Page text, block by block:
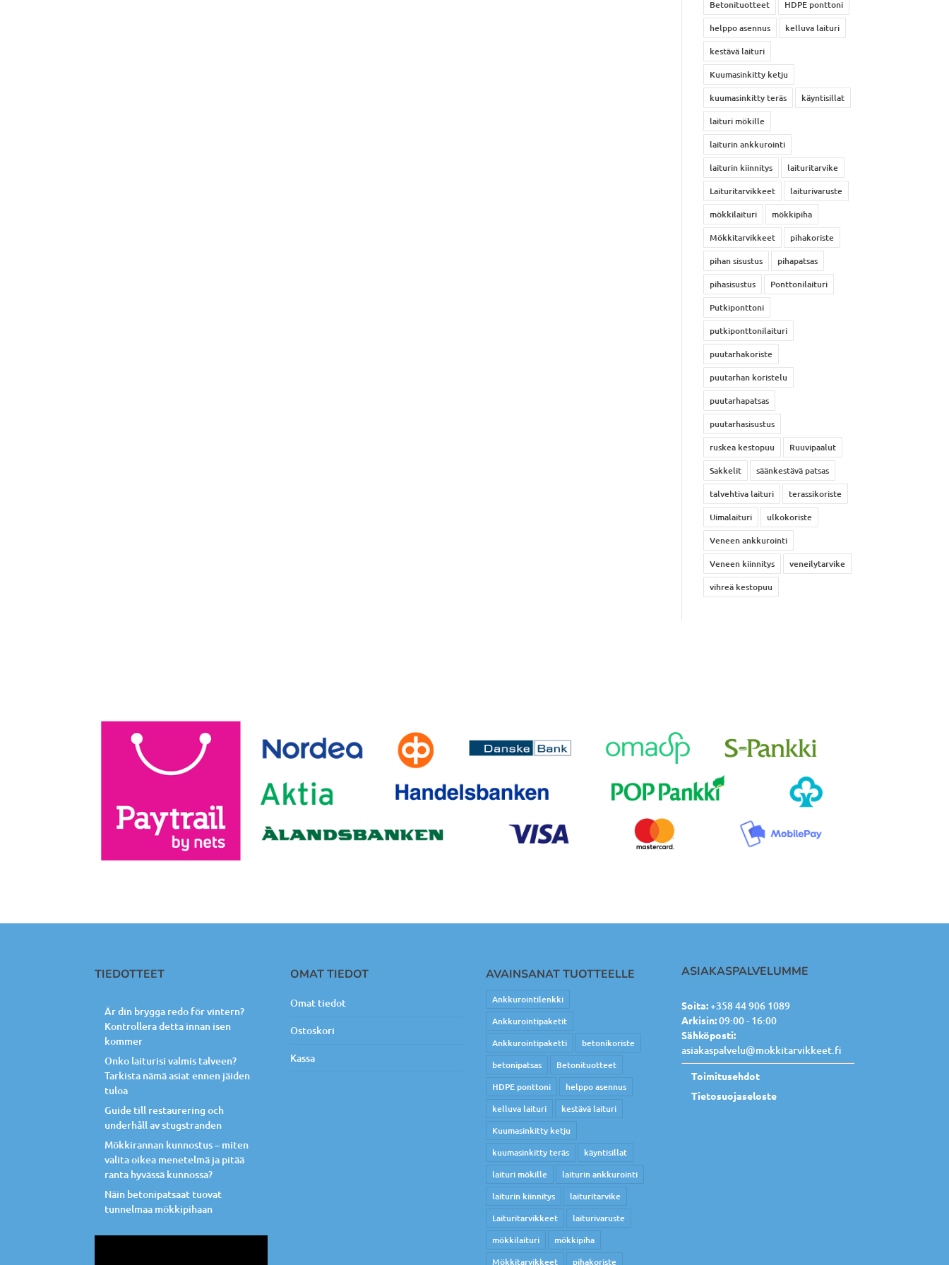
Betonituotteet
HDPE ponttoni
helppo asennus
kelluva laituri
kestävä laituri
Kuumasinkitty ketju
kuumasinkitty teräs
käyntisillat
laituri mökille
laiturin ankkurointi
laiturin kiinnitys
laituritarvike
Laituritarvikkeet
laiturivaruste
mökkilaituri
mökkipiha
Mökkitarvikkeet
pihakoriste
pihan sisustus
pihapatsas
pihasisustus
Ponttonilaituri
Putkiponttoni
putkiponttonilaituri
puutarhakoriste
puutarhan koristelu
puutarhapatsas
puutarhasisustus
ruskea kestopuu
Ruuvipaalut
Sakkelit
säänkestävä patsas
talvehtiva laituri
terassikoriste
Uimalaituri
ulkokoriste
Veneen ankkurointi
Veneen kiinnitys
veneilytarvike
vihreä kestopuu
TIEDOTTEET
Är din brygga redo för vintern?
Kontrollera detta innan isen
kommer
Onko laiturisi valmis talveen?
Tarkista nämä asiat ennen jäiden
tuloa
Guide till restaurering och
underhåll av stugstranden
Mökkirannan kunnostus – miten
valita oikea menetelmä ja pitää
ranta hyvässä kunnossa?
Näin betonipatsaat tuovat
tunnelmaa mökkipihaan
OMAT TIEDOT
Omat tiedot
Ostoskori
Kassa
AVAINSANAT TUOTTEELLE
Ankkurointilenkki
Ankkurointipaketit
Ankkurointipaketti
betonikoriste
betonipatsas
Betonituotteet
HDPE ponttoni
helppo asennus
kelluva laituri
kestävä laituri
Kuumasinkitty ketju
kuumasinkitty teräs
käyntisillat
laituri mökille
laiturin ankkurointi
laiturin kiinnitys
laituritarvike
Laituritarvikkeet
laiturivaruste
mökkilaituri
mökkipiha
Mökkitarvikkeet
pihakoriste
ASIAKASPALVELUMME
Soita:+358 44 906 1089
Arkisin:09:00 - 16:00
Sähköposti:
asiakaspalvelu@mokkitarvikkeet.fi
Toimitusehdot
Tietosuojaseloste